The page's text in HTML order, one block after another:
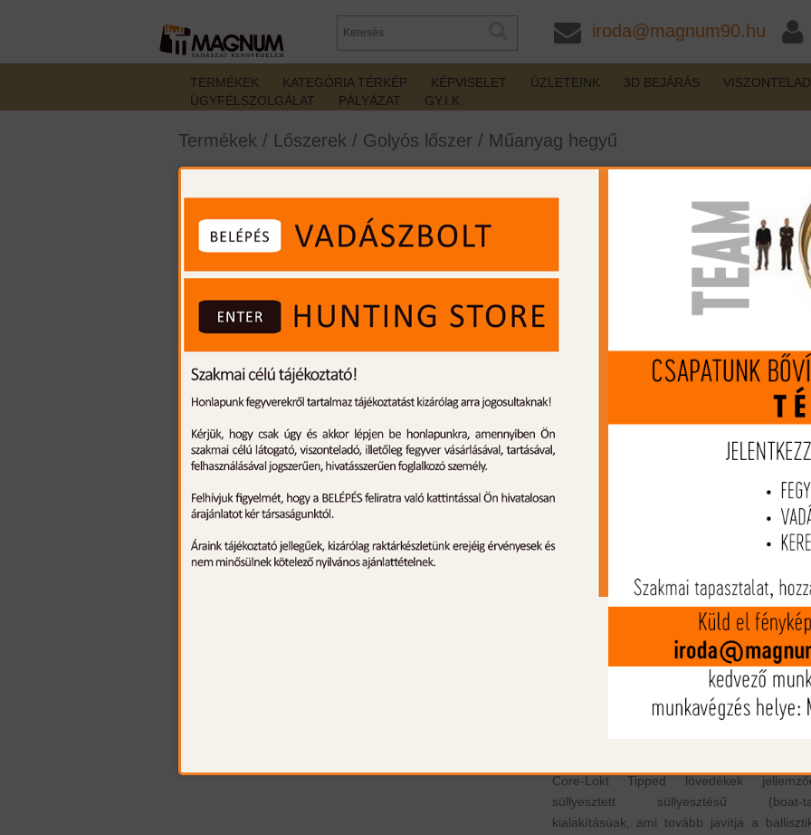
iroda@magnum90.hu
TERMÉKEK KATEGÓRIA TÉRKÉP KÉPVISELET ÜZLETEINK 3D BEJÁRÁS
ÜGYFÉLSZOLGÁLAT
PÁLYÁZAT GY.I.K
Termékek / Lőszerek / Golyós lőszer / Műanyag hegyű
Remington Core-Lokt Tipped .30-06 Spring. 180gr
Remington
Kaliber: 30-06 Spr.
MIP kártya jóváírás: 101Kártyát igényelek
A Remington Core-Lokt Tipped lövedék
kiváló minőségű, precíziós
amelyet a Remington Arms Company,
gyárt. Ez a lövedék speciálisan
vadászlőszer, amelyet főként
vadászatára használható. A Core-Lokt
amelyet a Remington fejlesztett ki.
technológia egyesíti a nagy
lőszerek előnyeit a precíziós
Core-Lokt Tipped lövedéknek
heggyel (tip) rendelkezik, amely segít
ballisztikai tulajdonságokat és a
hatékonyságát. Az előre gyártott
Core-Lokt Tipped lövedékek
süllyesztett süllyesztésű (boat-
kialakításúak, ami tovább javítja a